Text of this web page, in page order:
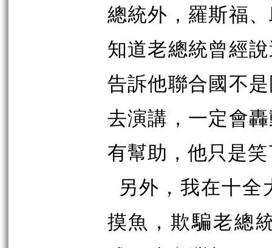
總統外，羅斯福
知道老總統曾經
告訴他聯合國不
去演講，一定會
有幫助，他只是
另外，我在十
摸魚，欺騙老總